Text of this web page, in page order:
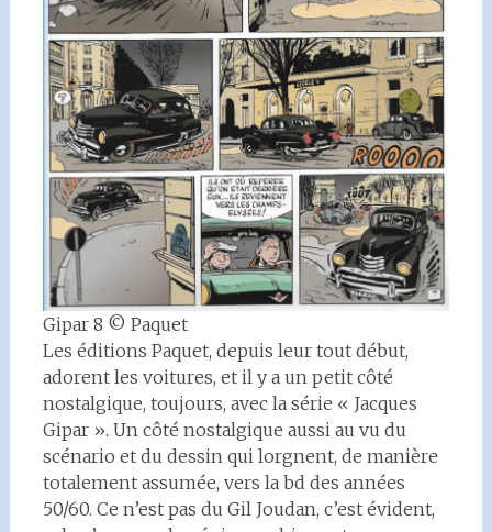
Gipar 8 © Paquet
Les éditions Paquet, depuis leur tout début,
adorent les voitures, et il y a un petit côté
nostalgique, toujours, avec la série « Jacques
Gipar ». Un côté nostalgique aussi au vu du
scénario et du dessin qui lorgnent, de manière
totalement assumée, vers la bd des années
50/60. Ce n’est pas du Gil Joudan, c’est évident,